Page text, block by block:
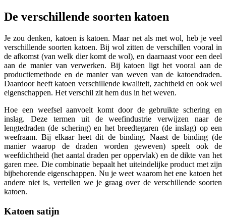
De verschillende soorten katoen
Je zou denken, katoen is katoen. Maar net als met wol, heb je veel
verschillende soorten katoen. Bij wol zitten de verschillen vooral in
de afkomst (van welk dier komt de wol), en daarnaast voor een deel
aan de manier van verwerken. Bij katoen ligt het vooral aan de
productiemethode en de manier van weven van de katoendraden.
Daardoor heeft katoen verschillende kwaliteit, zachtheid en ook wel
eigenschappen. Het verschil zit hem dus in het weven.
Hoe een weefsel aanvoelt komt door de gebruikte schering en
inslag. Deze termen uit de weefindustrie verwijzen naar de
lengtedraden (de schering) en het breedtegaren (de inslag) op een
weefraam. Bij elkaar heet dit de binding. Naast de binding (de
manier waarop de draden worden geweven) speelt ook de
weefdichtheid (het aantal draden per oppervlak) en de dikte van het
garen mee. Die combinatie bepaalt het uiteindelijke product met zijn
bijbehorende eigenschappen. Nu je weet waarom het ene katoen het
andere niet is, vertellen we je graag over de verschillende soorten
katoen.
Katoen satijn